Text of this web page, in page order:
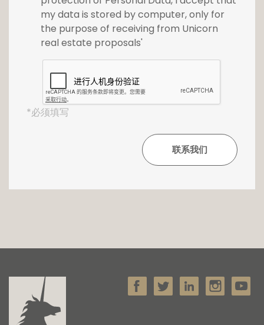
my data is stored by computer, only for
the purpose of receiving from Unicorn
real estate proposals'
*必须填写